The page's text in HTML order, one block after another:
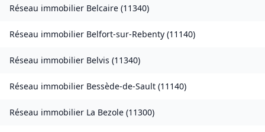
Réseau immobilier Belcaire (11340)
Réseau immobilier Belfort-sur-Rebenty (11140)
Réseau immobilier Belvis (11340)
Réseau immobilier Bessède-de-Sault (11140)
Réseau immobilier La Bezole (11300)